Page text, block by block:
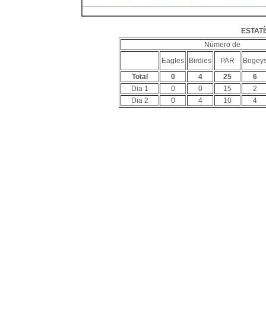
Número de
Eagles
Birdies PAR
Total
0 4 25
6
Dia 1
0 0 15
2
Dia 2
0 4 10 4